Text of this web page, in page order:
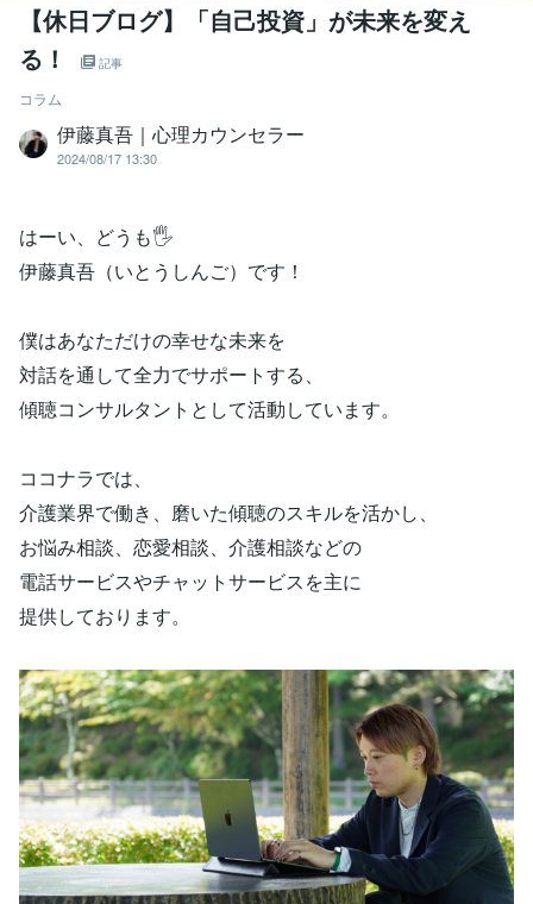
【休日ブログ】「自己投資」が未来を変え
る！
記事
コラム
伊藤真吾｜心理カウンセラー
2024/08/17 13:30
はーい、どうも🖐️
伊藤真吾（いとうしんご）です！
僕はあなただけの幸せな未来を
対話を通して全力でサポートする、
傾聴コンサルタントとして活動しています。
ココナラでは、
介護業界で働き、磨いた傾聴のスキルを活かし、
お悩み相談、恋愛相談、介護相談などの
電話サービスやチャットサービスを主に
提供しております。